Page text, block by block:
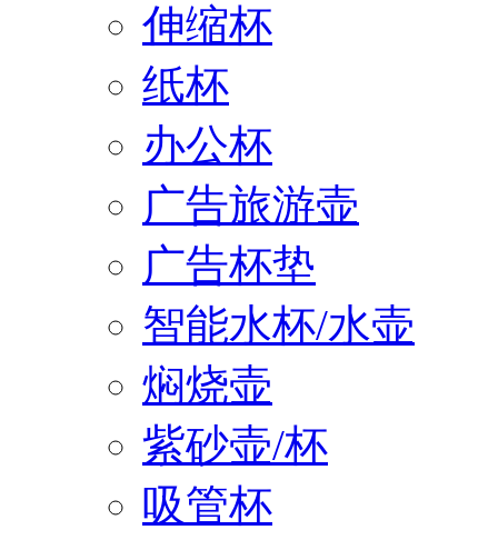
伸缩杯
纸杯
办公杯
广告旅游壶
广告杯垫
智能水杯/水壶
焖烧壶
紫砂壶/杯
吸管杯